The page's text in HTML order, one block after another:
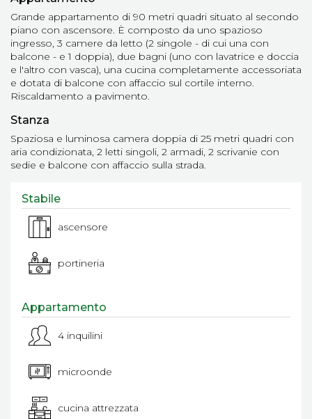
Grande appartamento di 90 metri quadri situato al secondo
piano con ascensore. È composto da uno spazioso
ingresso, 3 camere da letto (2 singole - di cui una con
balcone - e 1 doppia), due bagni (uno con lavatrice e doccia
e l'altro con vasca), una cucina completamente accessoriata
e dotata di balcone con affaccio sul cortile interno.
Riscaldamento a pavimento.
Stanza
Spaziosa e luminosa camera doppia di 25 metri quadri con
aria condizionata, 2 letti singoli, 2 armadi, 2 scrivanie con
sedie e balcone con affaccio sulla strada.
Stabile
ascensore
portineria
Appartamento
4 inquilini
microonde
cucina attrezzata